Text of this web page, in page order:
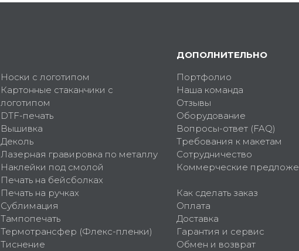
Носки с логотипом
Картонные стаканчики с
логотипом
DTF-печать
Вышивка
Деколь
Лазерная гравировка по металлу
Наклейки под смолой
Печать на бейсболках
Печать на ручках
Сублимация
Тампопечать
Термотрансфер (Флекс-пленки)
Тиснение
ДОПОЛНИТЕЛЬНО
Портфолио
Наша команда
Отзывы
Оборудование
Вопросы-ответ (FAQ)
Требования к макетам
Сотрудничество
Коммерческие
Как сделать заказ
Оплата
Доставка
Гарантия и сервис
Обмен и возврат